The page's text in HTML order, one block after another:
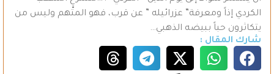
الكردي إذاً ومعرفة” عزرائيله ” عن قرب، فهو المتَّهم وليس من
يتكاثرون حباً ببيضه الذهبي…
شارك المقال :